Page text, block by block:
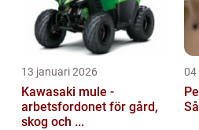
13 januari 2026
Kawasaki mule -
arbetsfordonet för gård,
skog och ...
04